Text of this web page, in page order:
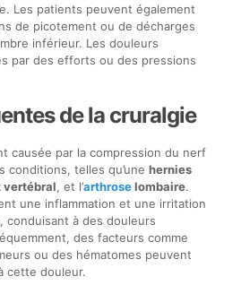
Les patients peuvent également
de picotement ou de décharges
inférieur. Les douleurs
par des efforts ou des pressions
de la cruralgie
causée par la compression du nerf
conditions, telles qu’une hernies
vertébral, et l’arthroselombaire.
une inflammation et une irritation
conduisant à des douleurs
des facteurs comme
ou des hématomes peuvent
cette douleur.